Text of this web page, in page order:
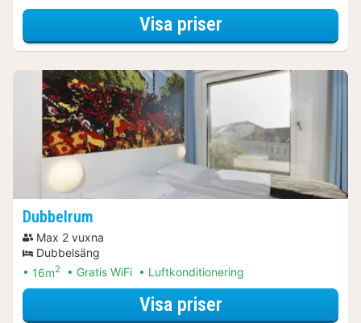
Visa priserför Båtturer &
Dubbelrum
Max 2 vuxna
Dubbelsäng
16m2 Gratis WiFi Luftkonditionering
Visa priserför Båtturer &